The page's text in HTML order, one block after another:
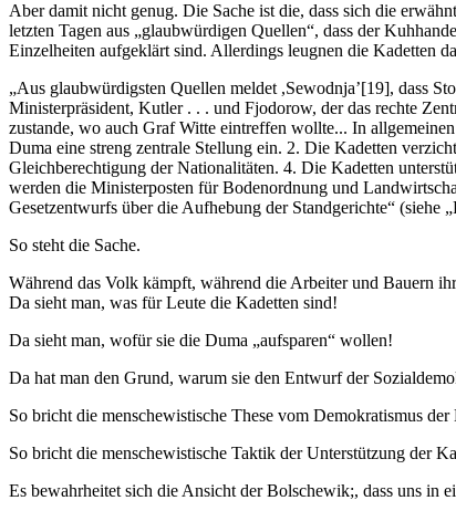
Aber damit nicht genug. Die Sache ist die, dass sich die
letzten Tagen aus „glaubwürdigen Quellen“, dass der
Einzelheiten aufgeklärt sind. Allerdings leugnen die Kadetten
„Aus glaubwürdigsten Quellen meldet ,Sewodnja’[19], dass
Ministerpräsident, Kutler . . . und Fjodorow, der das rechte
zustande, wo auch Graf Witte eintreffen wollte... In
Duma eine streng zentrale Stellung ein. 2. Die Kadetten
Gleichberechtigung der Nationalitäten. 4. Die Kadetten
werden die Ministerposten für Bodenordnung und
Gesetzentwurfs über die Aufhebung der Standgerichte“ (siehe
So steht die Sache.
Während das Volk kämpft, während die Arbeiter und Bauern
Da sieht man, was für Leute die Kadetten sind!
Da sieht man, wofür sie die Duma „aufsparen“ wollen!
Da hat man den Grund, warum sie den Entwurf der
So bricht die menschewistische These vom Demokratismus der
So bricht die menschewistische Taktik der Unterstützung der
Es bewahrheitet sich die Ansicht der Bolschewik;, dass uns in